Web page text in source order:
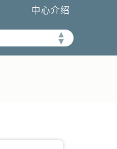
中心介绍
▲
▼